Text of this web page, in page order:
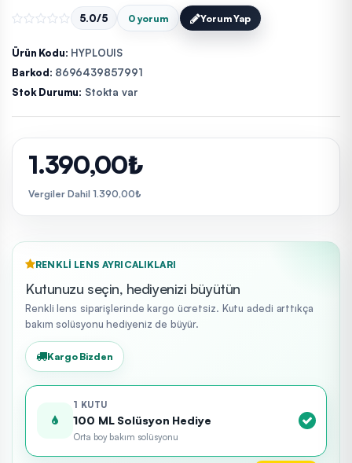
5.0/5 0 yorum Yorum Yap
Ürün Kodu: HYPLOUIS
Barkod: 8696439857991
Stok Durumu: Stokta var
1.390,00₺
Vergiler Dahil 1.390,00₺
RENKLI LENS AYRICALIKLARI
Kutunuzu seçin, hediyenizi büyütün
Renkli lens siparişlerinde kargo ücretsiz. Kutu adedi arttıkça
bakım solüsyonu hediyeniz de büyür.
Kargo Bizden
1 KUTU
100 ML Solüsyon Hediye
Orta boy bakım solüsyonu